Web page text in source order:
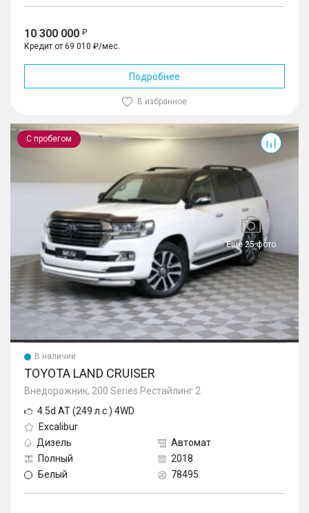
10 300 000
Кредит от 69 010 ₽/мес.
Подробнее
В избранное
С пробегом
Еще 25 фото
Land Cruiser
В наличии
TOYOTA LAND CRUISER
Внедорожник, 200 Series Рестайлинг 2
4.5d AT (249 л.с.) 4WD
Excalibur
Дизель
Автомат
Полный
2018
Белый
78495